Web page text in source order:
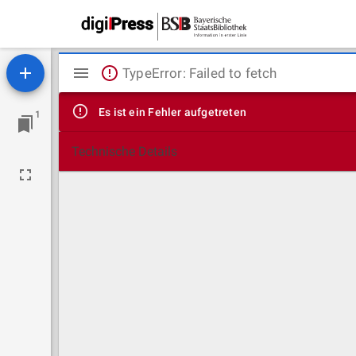
1
Mirador
Viewer
TypeError: Failed to fetch
Es ist ein Fehler aufgetreten
Technische Details